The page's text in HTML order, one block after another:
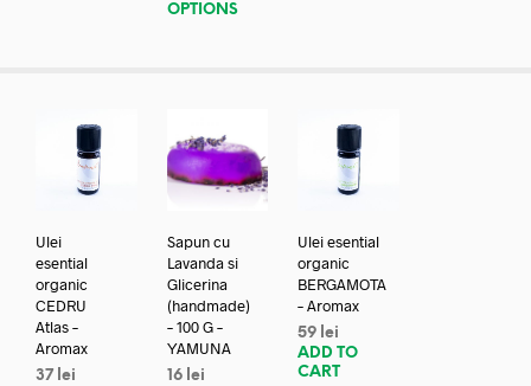
OPTIONS
Ulei
esential
organic
CEDRU
Atlas –
Aromax
37 lei
Sapun cu
Lavanda si
Glicerina
(handmade)
– 100 G –
YAMUNA
16 lei
Ulei esential
organic
BERGAMOTA
– Aromax
59 lei
ADD TO
CART